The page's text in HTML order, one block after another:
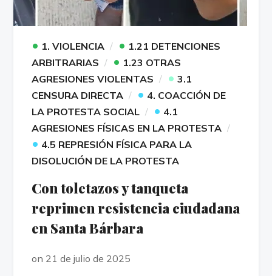
• 1. VIOLENCIA • 1.21 DETENCIONES
ARBITRARIAS
• 1.23 OTRAS
AGRESIONES VIOLENTAS
• 3.1
CENSURA DIRECTA
• 4. COACCIÓN DE
LA PROTESTA SOCIAL
• 4.1
AGRESIONES FÍSICAS EN LA PROTESTA
• 4.5 REPRESIÓN FÍSICA PARA LA
DISOLUCIÓN DE LA PROTESTA
Con toletazos y tanqueta
reprimen resistencia ciudadana
en Santa Bárbara
on 21 de julio de 2025